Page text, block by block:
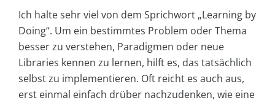
Ich halte sehr viel von dem Sprichwort „Learning by
Doing“. Um ein bestimmtes Problem oder Thema
besser zu verstehen, Paradigmen oder neue
Libraries kennen zu lernen, hilft es, das tatsächlich
selbst zu implementieren. Oft reicht es auch aus,
erst einmal einfach drüber nachzudenken, wie eine